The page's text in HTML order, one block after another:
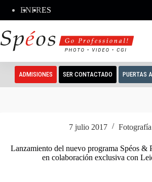
contenido
ENFRES
ADMISIONES SER CONTACTADO PUERTAS
7 julio 2017 Fotografía
Lanzamiento del nuevo programa Spéos &
en colaboración exclusiva con